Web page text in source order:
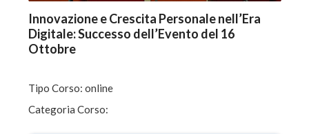
Innovazione e Crescita Personale nell’Era
Digitale: Successo dell’Evento del 16
Ottobre
Tipo Corso: online
Categoria Corso: